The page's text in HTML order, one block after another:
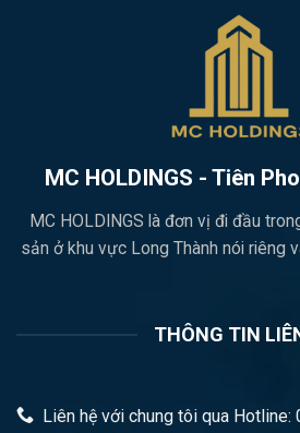
MC HOLDINGS - Tiên
MC HOLDINGS là đơn vị đi đầu
sản ở khu vực Long Thành nói riêng
THÔNG TIN
Liên hệ với chung tôi qua Hotline: